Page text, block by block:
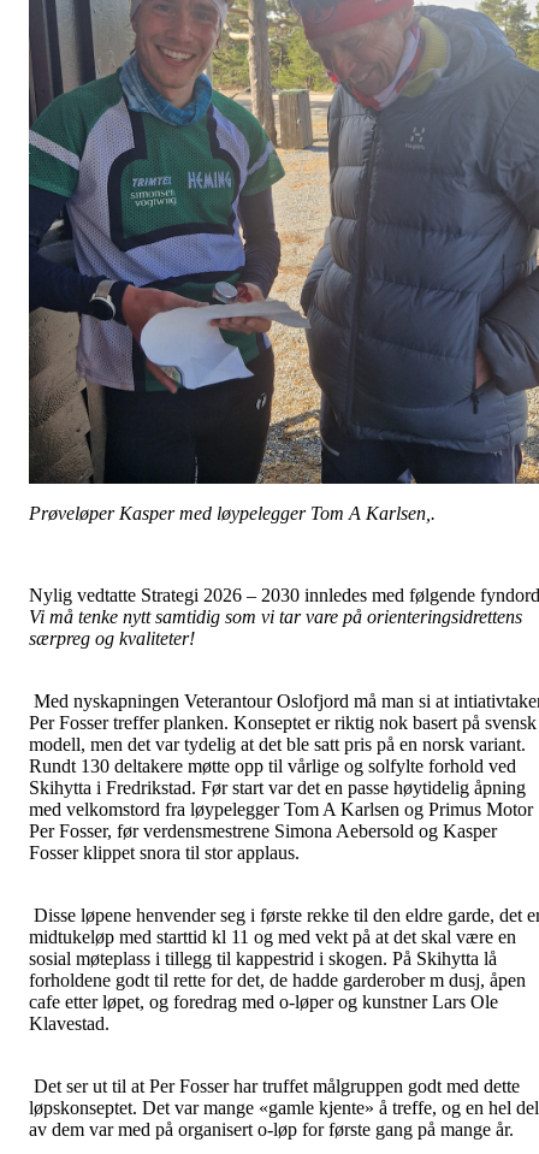
Prøveløper Kasper med løypelegger Tom A Karlsen,.
Nylig vedtatte Strategi 2026 – 2030 innledes med følgende
Vi må tenke nytt samtidig som vi tar vare på orienteringsidrettens
særpreg og kvaliteter!
Med nyskapningen Veterantour Oslofjord må man si at
Per Fosser treffer planken. Konseptet er riktig nok basert på svensk
modell, men det var tydelig at det ble satt pris på en norsk variant.
Rundt 130 deltakere møtte opp til vårlige og solfylte forhold ved
Skihytta i Fredrikstad. Før start var det en passe høytidelig åpning
med velkomstord fra løypelegger Tom A Karlsen og Primus Motor
Per Fosser, før verdensmestrene Simona Aebersold og Kasper
Fosser klippet snora til stor applaus.
Disse løpene henvender seg i første rekke til den eldre garde, det
midtukeløp med starttid kl 11 og med vekt på at det skal være en
sosial møteplass i tillegg til kappestrid i skogen. På Skihytta lå
forholdene godt til rette for det, de hadde garderober m dusj, åpen
cafe etter løpet, og foredrag med o-løper og kunstner Lars Ole
Klavestad.
Det ser ut til at Per Fosser har truffet målgruppen godt med dette
løpskonseptet. Det var mange «gamle kjente» å treffe, og en hel del
av dem var med på organisert o-løp for første gang på mange år.